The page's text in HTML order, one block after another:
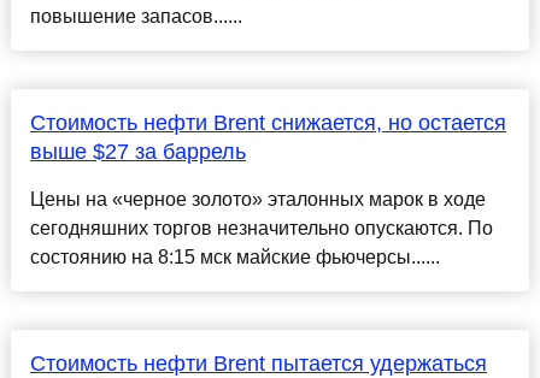
повышение запасов......
Стоимость нефти Brent снижается, но остается
выше $27 за баррель
Цены на «черное золото» эталонных марок в ходе
сегодняшних торгов незначительно опускаются. По
состоянию на 8:15 мск майские фьючерсы......
Стоимость нефти Brent пытается удержаться